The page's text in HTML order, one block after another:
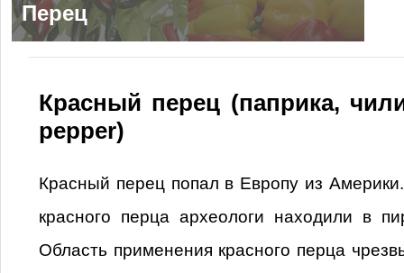
Перец
Красный перец (паприка,
pepper)
Красный перец попал в Европу из
красного перца археологи находили в
Область применения красного перца